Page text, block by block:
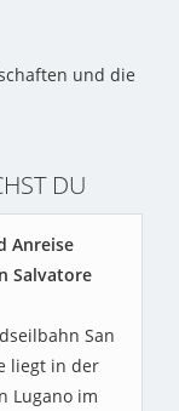
und die
DU
Anreise
Salvatore
San
liegt in der
Lugano im